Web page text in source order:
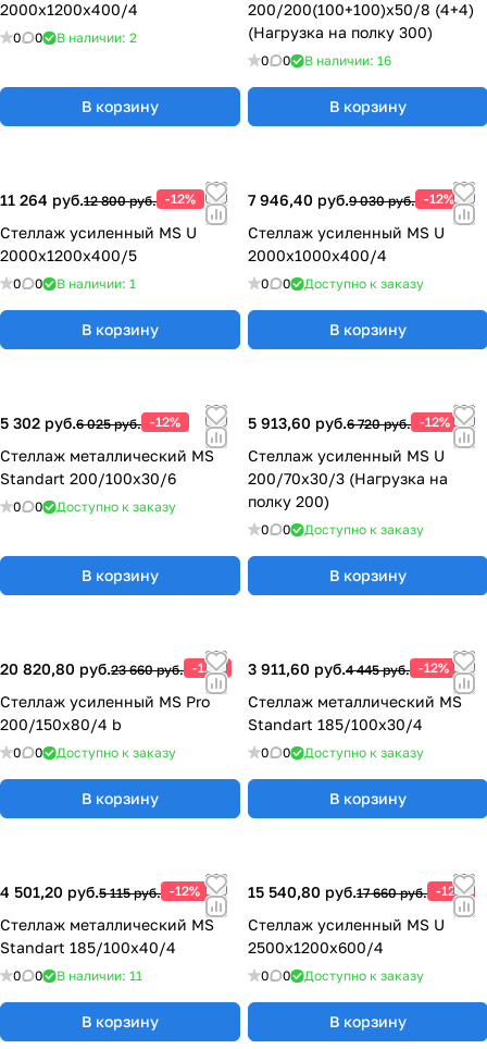
2000x1200x400/4
0 0 В наличии: 2
В корзину
200/200(100+100)x50/8 (4+4)
(Нагрузка на полку 300)
0 0 В наличии: 16
В корзину
11 264 руб.12 800 руб. -12%
Стеллаж усиленный MS U
2000x1200x400/5
0 0 В наличии: 1
В корзину
7 946,40 руб.9 030 руб. -12%
Стеллаж усиленный MS U
2000x1000x400/4
0 0 Доступно к заказу
В корзину
5 302 руб.6 025 руб. -12%
Стеллаж металлический MS
Standart 200/100x30/6
0 0 Доступно к заказу
В корзину
5 913,60 руб.6 720 руб. -12%
Стеллаж усиленный MS U
200/70x30/3 (Нагрузка на
полку 200)
0 0 Доступно к заказу
В корзину
20 820,80 руб.23 660 руб. -12%
Стеллаж усиленный MS Pro
200/150x80/4 b
0 0 Доступно к заказу
В корзину
3 911,60 руб.4 445 руб. -12%
Стеллаж металлический MS
Standart 185/100x30/4
0 0 Доступно к заказу
В корзину
4 501,20 руб.5 115 руб. -12%
Стеллаж металлический MS
Standart 185/100x40/4
0 0 В наличии: 11
В корзину
15 540,80 руб.17 660 руб. -12%
Стеллаж усиленный MS U
2500x1200x600/4
0 0 Доступно к заказу
В корзину